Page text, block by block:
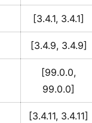
[3.4.1, 3.4.1]
[3.4.9, 3.4.9]
[99.0.0,
99.0.0]
[3.4.11, 3.4.11]